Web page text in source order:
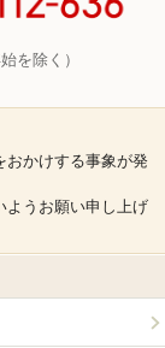
を除く）
おかけする事象が発
ようお願い申し上げ